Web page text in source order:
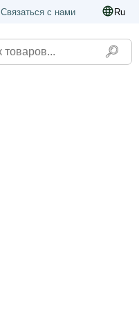
Связаться с нами Ru